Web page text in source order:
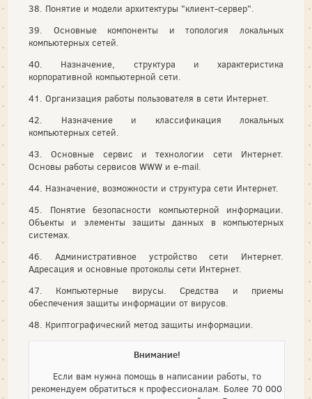
38. Понятие и модели архитектуры "клиент-сервер".
39. Основные компоненты и топология локальных
компьютерных сетей.
40. Назначение, структура и характеристика
корпоративной компьютерной сети.
41. Организация работы пользователя в сети Интернет.
42. Назначение и классификация локальных
компьютерных сетей.
43. Основные сервис и технологии сети Интернет.
Основы работы сервисов WWW и e-mail.
44. Назначение, возможности и структура сети Интернет.
45. Понятие безопасности компьютерной информации.
Объекты и элементы защиты данных в компьютерных
системах.
46. Административное устройство сети Интернет.
Адресация и основные протоколы сети Интернет.
47. Компьютерные вирусы. Средства и приемы
обеспечения защиты информации от вирусов.
48. Криптографический метод защиты информации.
Внимание!
Если вам нужна помощь в написании работы, то
рекомендуем обратиться к профессионалам. Более 70 000